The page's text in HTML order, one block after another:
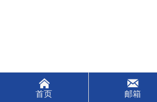

首页

邮箱